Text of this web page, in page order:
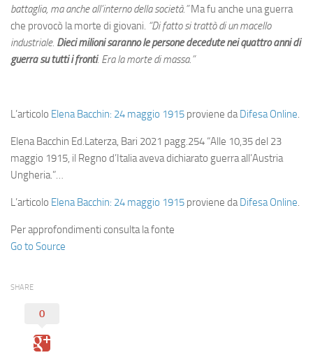
battaglia, ma anche all’interno della società.”Ma fu anche una guerra
che provocò la morte di giovani. “Di fatto si trattò di un macello
industriale. Dieci milioni saranno le persone decedute nei quattro anni di
guerra su tutti i fronti. Era la morte di massa.”
L’articolo Elena Bacchin: 24 maggio 1915 proviene daDifesa Online.
Elena Bacchin Ed.Laterza, Bari 2021 pagg.254 “Alle 10,35 del 23
maggio 1915, il Regno d’Italia aveva dichiarato guerra all’Austria
Ungheria.”…
L’articolo Elena Bacchin: 24 maggio 1915 proviene daDifesa Online.
Per approfondimenti consulta la fonte
Go to Source
SHARE
0